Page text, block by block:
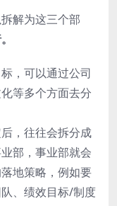
解为这三个部
，可以通过公司
等多个方面去分
，往往会拆分成
部，事业部就会
地策略，例如要
、绩效目标/制度